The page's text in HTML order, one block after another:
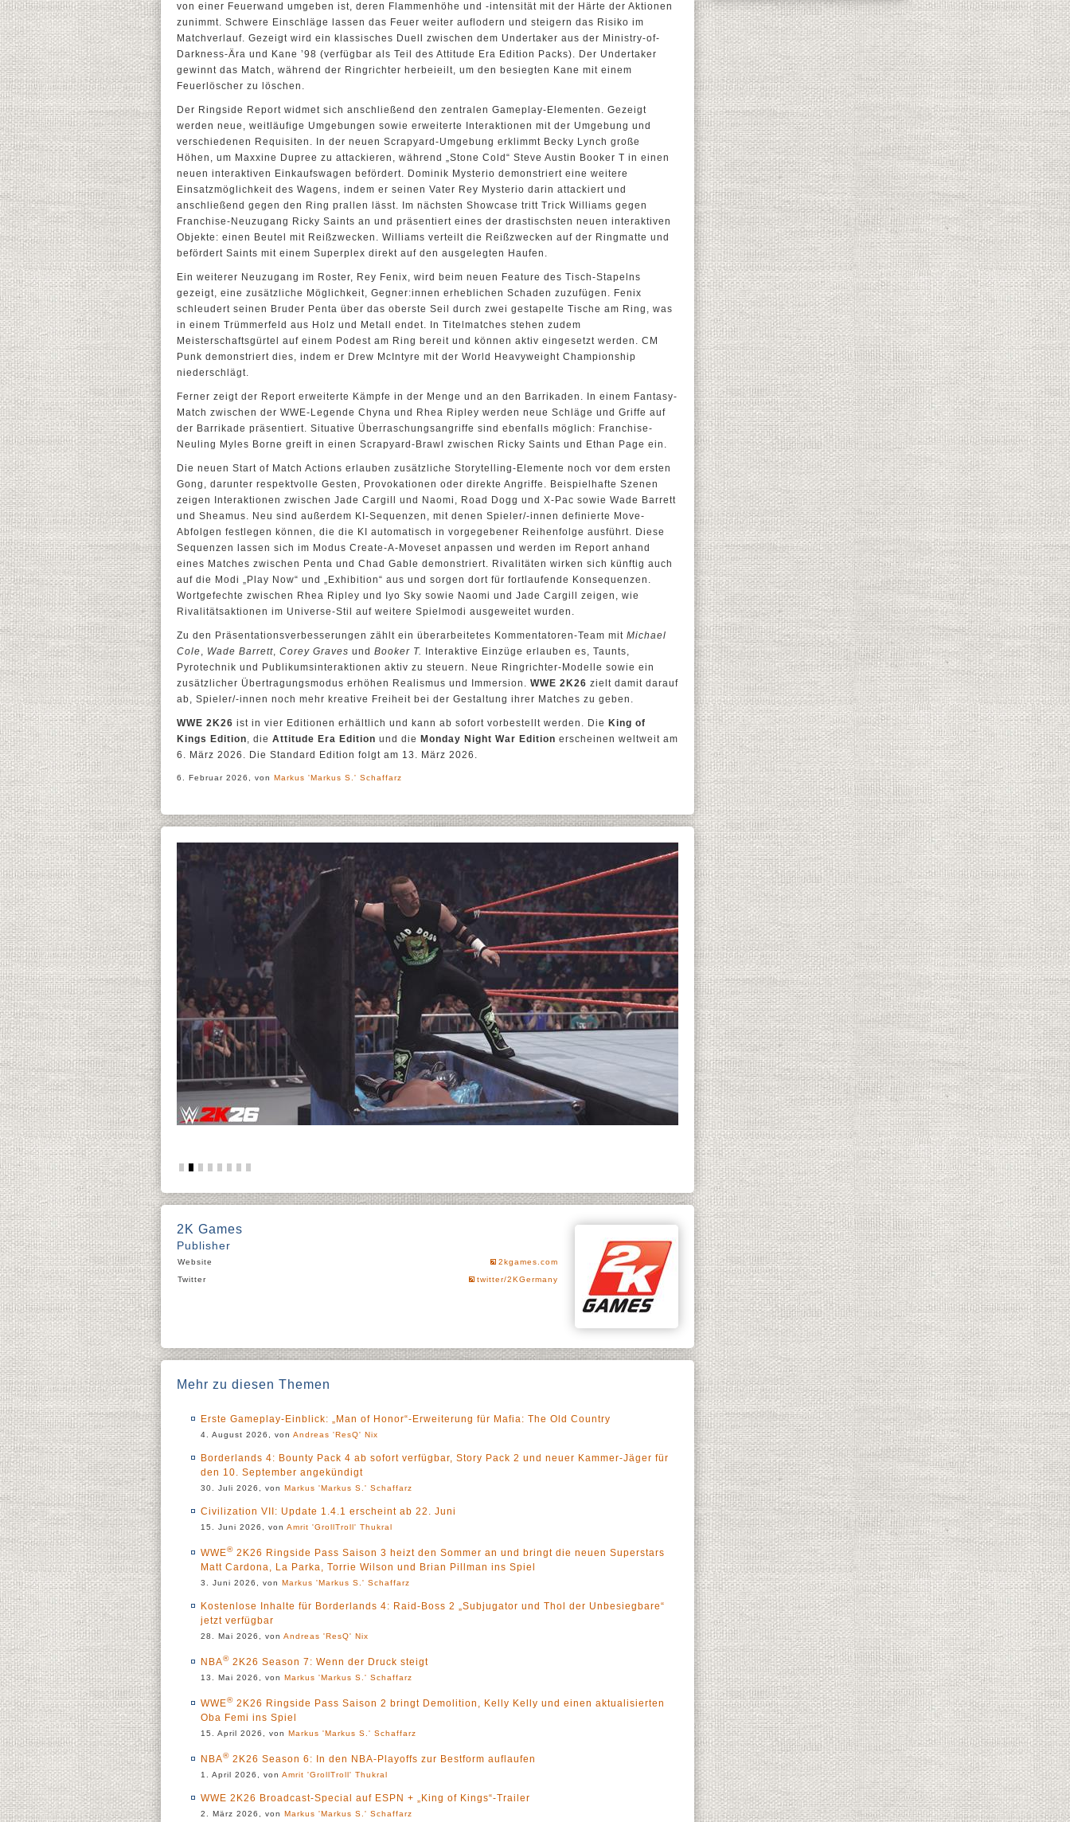
von einer Feuerwand umgeben ist, deren Flammenhöhe und -intensität mit der Härte der Aktionen
zunimmt. Schwere Einschläge lassen das Feuer weiter auflodern und steigern das Risiko im
Matchverlauf. Gezeigt wird ein klassisches Duell zwischen dem Undertaker aus der Ministry-of-
Darkness-Ära und Kane ’98 (verfügbar als Teil des Attitude Era Edition Packs). Der Undertaker
gewinnt das Match, während der Ringrichter herbeieilt, um den besiegten Kane mit einem
Feuerlöscher zu löschen.
Der Ringside Report widmet sich anschließend den zentralen Gameplay-Elementen. Gezeigt
werden neue, weitläufige Umgebungen sowie erweiterte Interaktionen mit der Umgebung und
verschiedenen Requisiten. In der neuen Scrapyard-Umgebung erklimmt Becky Lynch große
Höhen, um Maxxine Dupree zu attackieren, während „Stone Cold“ Steve Austin Booker T in einen
neuen interaktiven Einkaufswagen befördert. Dominik Mysterio demonstriert eine weitere
Einsatzmöglichkeit des Wagens, indem er seinen Vater Rey Mysterio darin attackiert und
anschließend gegen den Ring prallen lässt. Im nächsten Showcase tritt Trick Williams gegen
Franchise-Neuzugang Ricky Saints an und präsentiert eines der drastischsten neuen interaktiven
Objekte: einen Beutel mit Reißzwecken. Williams verteilt die Reißzwecken auf der Ringmatte und
befördert Saints mit einem Superplex direkt auf den ausgelegten Haufen.
Ein weiterer Neuzugang im Roster, Rey Fenix, wird beim neuen Feature des Tisch-Stapelns
gezeigt, eine zusätzliche Möglichkeit, Gegner:innen erheblichen Schaden zuzufügen. Fenix
schleudert seinen Bruder Penta über das oberste Seil durch zwei gestapelte Tische am Ring, was
in einem Trümmerfeld aus Holz und Metall endet. In Titelmatches stehen zudem
Meisterschaftsgürtel auf einem Podest am Ring bereit und können aktiv eingesetzt werden. CM
Punk demonstriert dies, indem er Drew McIntyre mit der World Heavyweight Championship
niederschlägt.
Ferner zeigt der Report erweiterte Kämpfe in der Menge und an den Barrikaden. In einem Fantasy-
Match zwischen der WWE-Legende Chyna und Rhea Ripley werden neue Schläge und Griffe auf
der Barrikade präsentiert. Situative Überraschungsangriffe sind ebenfalls möglich: Franchise-
Neuling Myles Borne greift in einen Scrapyard-Brawl zwischen Ricky Saints und Ethan Page ein.
Die neuen Start of Match Actions erlauben zusätzliche Storytelling-Elemente noch vor dem ersten
Gong, darunter respektvolle Gesten, Provokationen oder direkte Angriffe. Beispielhafte Szenen
zeigen Interaktionen zwischen Jade Cargill und Naomi, Road Dogg und X-Pac sowie Wade Barrett
und Sheamus. Neu sind außerdem KI-Sequenzen, mit denen Spieler/-innen definierte Move-
Abfolgen festlegen können, die die KI automatisch in vorgegebener Reihenfolge ausführt. Diese
Sequenzen lassen sich im Modus Create-A-Moveset anpassen und werden im Report anhand
eines Matches zwischen Penta und Chad Gable demonstriert. Rivalitäten wirken sich künftig auch
auf die Modi „Play Now“ und „Exhibition“ aus und sorgen dort für fortlaufende Konsequenzen.
Wortgefechte zwischen Rhea Ripley und Iyo Sky sowie Naomi und Jade Cargill zeigen, wie
Rivalitätsaktionen im Universe-Stil auf weitere Spielmodi ausgeweitet wurden.
Zu den Präsentationsverbesserungen zählt ein überarbeitetes Kommentatoren-Team mit Michael
Cole, Wade Barrett, Corey Graves und Booker T.
Interaktive Einzüge erlauben es, Taunts,
Pyrotechnik und Publikumsinteraktionen aktiv zu steuern. Neue Ringrichter-Modelle sowie ein
zusätzlicher Übertragungsmodus erhöhen Realismus und Immersion. WWE 2K26 zielt damit darauf
ab, Spieler/-innen noch mehr kreative Freiheit bei der Gestaltung ihrer Matches zu geben.
WWE 2K26 ist in vier Editionen erhältlich und kann ab sofort vorbestellt werden. Die King of
Kings Edition, die Attitude Era Edition und die Monday Night War Edition erscheinen weltweit am
6. März 2026. Die Standard Edition folgt am 13. März 2026.
6. Februar 2026, von Markus 'Markus S.' Schaffarz
2K Games
Publisher
Website
2kgames.com
Twitter
twitter/2KGermany
Mehr zu diesen Themen
Erste Gameplay-Einblick: „Man of Honor“-Erweiterung für Mafia: The Old Country
4. August 2026, von Andreas 'ResQ' Nix
Borderlands 4: Bounty Pack 4 ab sofort verfügbar, Story Pack 2 und neuer Kammer-Jäger für
den 10. September angekündigt
30. Juli 2026, von Markus 'Markus S.' Schaffarz
Civilization VII: Update 1.4.1 erscheint ab 22. Juni
15. Juni 2026, von Amrit 'GrollTroll' Thukral
WWE® 2K26 Ringside Pass Saison 3 heizt den Sommer an und bringt die neuen Superstars
Matt Cardona, La Parka, Torrie Wilson und Brian Pillman ins Spiel
3. Juni 2026, von Markus 'Markus S.' Schaffarz
Kostenlose Inhalte für Borderlands 4: Raid-Boss 2 „Subjugator und Thol der Unbesiegbare“
jetzt verfügbar
28. Mai 2026, von Andreas 'ResQ' Nix
NBA® 2K26 Season 7: Wenn der Druck steigt
13. Mai 2026, von Markus 'Markus S.' Schaffarz
WWE® 2K26 Ringside Pass Saison 2 bringt Demolition, Kelly Kelly und einen aktualisierten
Oba Femi ins Spiel
15. April 2026, von Markus 'Markus S.' Schaffarz
NBA® 2K26 Season 6: In den NBA-Playoffs zur Bestform auflaufen
1. April 2026, von Amrit 'GrollTroll' Thukral
WWE 2K26 Broadcast-Special auf ESPN + „King of Kings“-Trailer
2. März 2026, von Markus 'Markus S.' Schaffarz